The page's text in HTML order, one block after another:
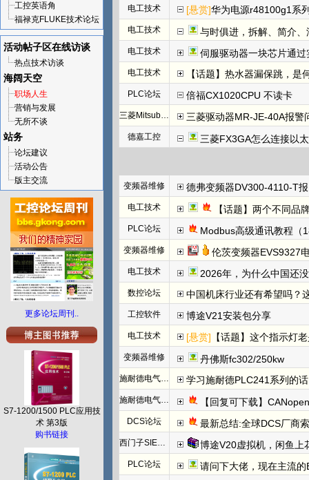
工控英语角
福禄克FLUKE技术论坛
活动帖子区在线访谈
热点技术访谈
海阔天空
职场人生
营销与发展
无所不谈
站务
论坛建议
活动公告
版主交流
更多论坛周刊..
S7-1200/1500 PLC应用技
术 第3版
购书链接
电工技术 [悬赏]华为电源r48100g1系
电工技术 与时俱进，拆解、简介
电工技术 伺服驱动器一块芯片通
电工技术 【话题】热水器漏保跳，是
PLC论坛 倍福CX1020CPU 不读卡
三菱Mitsubishi 三菱驱动器MR-JE-40A报警
德嘉工控 三菱FX3GA怎么连接以
变频器维修 德弗变频器DV300-4110-T报NFF故
电工技术 【话题】两个不同品
PLC论坛 Modbus高级通讯教程（
变频器维修 伦茨变频器EVS9327
电工技术 2026年，为什么中国还
数控论坛 中国机床行业还有希望吗？
工控软件 博途V21安装包分享
电工技术 [悬赏] 【话题】这个指示灯
变频器维修 丹佛斯fc302/250kw
施耐德电气PLC 学习施耐德PLC241系列的
施耐德电气PLC 【回复可下载】
DCS论坛 最新总结:全球DCS厂商
西门子SIEMENS 博途V20虚拟机，闲鱼上
PLC论坛 请问下大佬，现在主流的